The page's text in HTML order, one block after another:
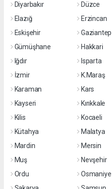
Diyarbakır
Düzce
Elazığ
Erzincan
Eskişehir
Gaziantep
Gümüşhane
Hakkari
Iğdır
Isparta
İzmir
K.Maraş
Karaman
Kars
Kayseri
Kırıkkale
Kilis
Kocaeli
Kütahya
Malatya
Mardin
Mersin
Muş
Nevşehir
Ordu
Osmaniye